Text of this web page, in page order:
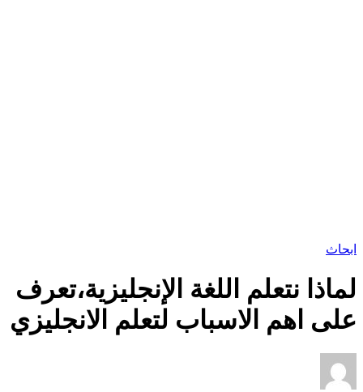
ابحاث
لماذا نتعلم اللغة الإنجليزية،تعرف
على اهم الاسباب لتعلم الانجليزي